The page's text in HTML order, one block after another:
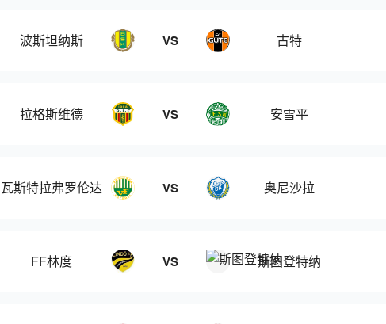
波斯坦纳斯 VS 古特
拉格斯维德 VS 安雪平
瓦斯特拉弗罗伦达 VS 奥尼沙拉
FF林度 VS 斯图登特纳